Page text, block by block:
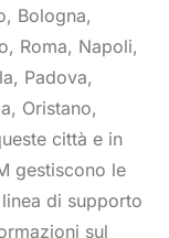
Bologna,
Roma, Napoli,
Padova,
Oristano,
città e in
gestiscono le
di supporto
sul